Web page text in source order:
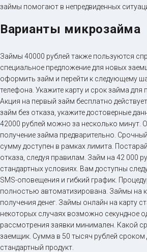
займы помогают в непредвиденных
Варианты микрозайма
Займы 40000 рублей также пользуются
специальное предложение для новых
оформить займ и перейти к следующему
телефона. Укажите карту и срок займа для
Акция на первый займ бесплатно
займ без отказа, укажите достоверные
42000 рублей можно за несколько минут.
получение займа предварительно.
сумму доступен в рамках лимита.
отказа, следуя правилам. Займ на 42 000
стандартных условиях. Вам доступны
SMS-оповещения и гибкий график.
полностью автоматизирована. Займы на
получения денег. Займы онлайн на карту
некоторых случаях возможно секундное
рассмотрения заявки минимален. Какой
заемщик. Сумма в 50 тысяч рублей
стандартный продукт.